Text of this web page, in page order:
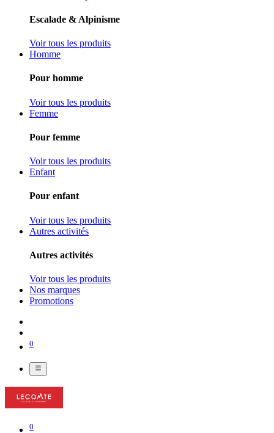
Escalade & Alpinisme
Voir tous les produits
Homme
Pour homme
Voir tous les produits
Femme
Pour femme
Voir tous les produits
Enfant
Pour enfant
Voir tous les produits
Autres activités
Autres activités
Voir tous les produits
Nos marques
Promotions
0
0